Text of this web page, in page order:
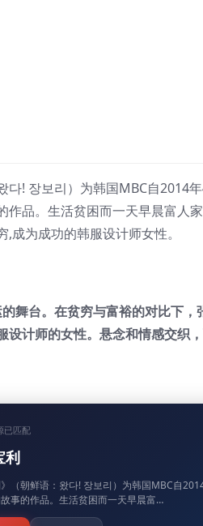
다! 장보리）为韩国MBC自2014
作品。生活贫困而一天早晨富人
成为成功的韩服设计师女性。
舞台。在贫穷与富裕的对比下
计师的女性。悬念和情感交织
已匹配
利
》（朝鲜语：왔다! 장보리）为韩国MBC自
事的作品。生活贫困而一天早晨富…